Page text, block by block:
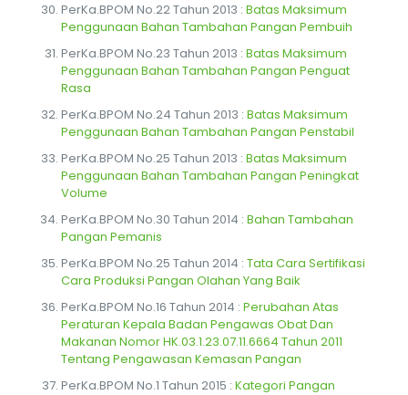
PerKa.BPOM No.22 Tahun 2013 : Batas Maksimum
Penggunaan Bahan Tambahan Pangan Pembuih
PerKa.BPOM No.23 Tahun 2013 : Batas Maksimum
Penggunaan Bahan Tambahan Pangan Penguat
Rasa
PerKa.BPOM No.24 Tahun 2013 : Batas Maksimum
Penggunaan Bahan Tambahan Pangan Penstabil
PerKa.BPOM No.25 Tahun 2013 : Batas Maksimum
Penggunaan Bahan Tambahan Pangan Peningkat
Volume
PerKa.BPOM No.30 Tahun 2014 : Bahan Tambahan
Pangan Pemanis
PerKa.BPOM No.25 Tahun 2014 : Tata Cara Sertifikasi
Cara Produksi Pangan Olahan Yang Baik
PerKa.BPOM No.16 Tahun 2014 : Perubahan Atas
Peraturan Kepala Badan Pengawas Obat Dan
Makanan Nomor HK.03.1.23.07.11.6664 Tahun 2011
Tentang Pengawasan Kemasan Pangan
PerKa.BPOM No.1 Tahun 2015 : Kategori Pangan